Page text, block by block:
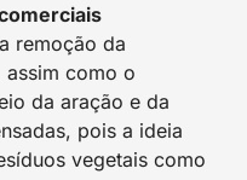
remoção da
assim como o
da aração e da
pois a ideia
vegetais como